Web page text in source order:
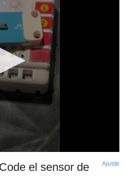
el sensor de
Ajuste